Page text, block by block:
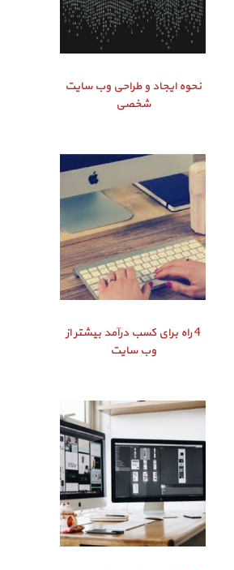
نحوه ایجاد و طراحی وب سایت
شخصی
4 راه برای کسب درآمد بیشتر از
وب سایت